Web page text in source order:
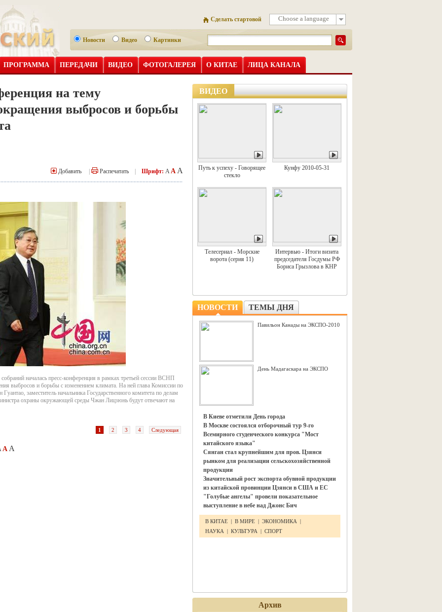
Choose a language
Сделать стартовой
Новости Видео Картинки
ПРОГРАММА ПЕРЕДАЧИ ВИДЕО ФОТОГАЛЕРЕЯ О КИТАЕ ЛИЦА КАНАЛА
на тему
выбросов и борьбы
Добавить Распечатать Шрифт: A A A
началась пресс-конференция в рамках третьей сессии ВСНП
выбросов и борьбы с изменением климата. На ней глава Комиссии по
заместитель начальника Государственного комитета по делам
охраны окружающей среды Чжан Лицзюнь будут отвечают на
1 2 3 4 Следующая
A A
ВИДЕО
Путь к успеху - Говорящее
стекло
Кунфу 2010-05-31
Телесериал - Морские
ворота (серия 11)
Интервью - Итоги визита
председателя Госдумы РФ
Бориса Грызлова в КНР
НОВОСТИ ТЕМЫ ДНЯ
Павильон Канады на ЭКСПО-2010
День Мадагаскара на ЭКСПО
В Киеве отметили День города
В Москве состоялся отборочный тур 9-го
Всемирного студенческого конкурса "Мост
китайского языка"
Сянган стал крупнейшим для пров. Цзянси
рынком для реализации сельскохозяйственной
продукции
Значительный рост экспорта обувной продукции
из китайской провинции Цзянси в США и ЕС
"Голубые ангелы" провели показательное
выступление в небе над Джонс Бич
В КИТАЕ | В МИРЕ | ЭКОНОМИКА |
НАУКА | КУЛЬТУРА | СПОРТ
Архив